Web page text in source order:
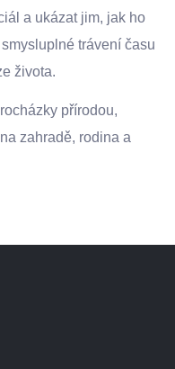
a ukázat jim, jak ho
trávení času
života.
přírodou,
zahradě, rodina a